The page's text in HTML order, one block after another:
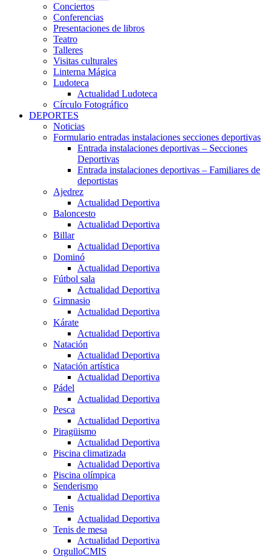
Conciertos
Conferencias
Presentaciones de libros
Teatro
Talleres
Visitas culturales
Linterna Mágica
Ludoteca
Actualidad Ludoteca
Círculo Fotográfico
DEPORTES
Noticias
Formulario entradas instalaciones secciones deportivas
Entrada instalaciones deportivas – Secciones
Deportivas
Entrada instalaciones deportivas – Familiares de
deportistas
Ajedrez
Actualidad Deportiva
Baloncesto
Actualidad Deportiva
Billar
Actualidad Deportiva
Dominó
Actualidad Deportiva
Fútbol sala
Actualidad Deportiva
Gimnasio
Actualidad Deportiva
Kárate
Actualidad Deportiva
Natación
Actualidad Deportiva
Natación artística
Actualidad Deportiva
Pádel
Actualidad Deportiva
Pesca
Actualidad Deportiva
Piragüismo
Actualidad Deportiva
Piscina climatizada
Actualidad Deportiva
Piscina olímpica
Senderismo
Actualidad Deportiva
Tenis
Actualidad Deportiva
Tenis de mesa
Actualidad Deportiva
OrgulloCMIS